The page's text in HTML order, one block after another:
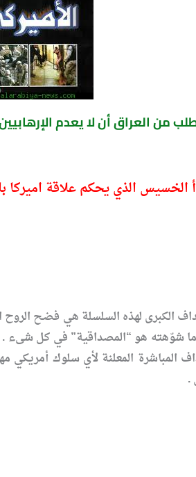
الخسيس الذي يحكم علاقة اميركا
الكبرى لهذه السلسلة هي فضح الروح
هو “المصداقية” في كل شىء .
المباشرة المعلنة لأي سلوك
.